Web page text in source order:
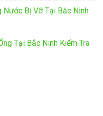
Nước Bị Vỡ Tại Bắc Ninh
Tại Bắc Ninh Kiểm Tra